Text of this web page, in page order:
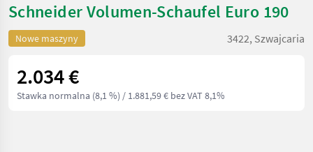
Schneider Volumen-Schaufel Euro 190
Nowe maszyny 3422, Szwajcaria
2.034 €
Stawka normalna (8,1 %) / 1.881,59 € bez VAT 8,1%